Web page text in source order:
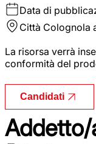
Data di
Città Colognola
La risorsa verrà
conformità del
Candidati